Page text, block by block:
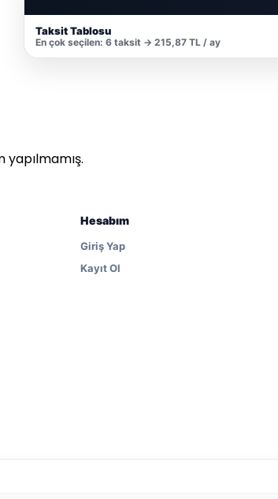
Taksit Tablosu
En çok seçilen: 6 taksit → 215,87 TL / ay
yapılmamış.
Hesabım
Giriş Yap
Kayıt Ol